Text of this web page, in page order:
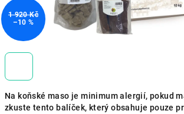
Na koňské maso je minimum alergií, pokud
zkuste tento balíček, který obsahuje pouze
1 920 Kč
–10 %